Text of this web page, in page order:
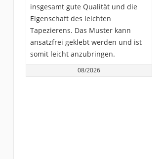
insgesamt gute Qualität und die
Eigenschaft des leichten
Tapezierens. Das Muster kann
ansatzfrei geklebt werden und ist
somit leicht anzubringen.
08/2026